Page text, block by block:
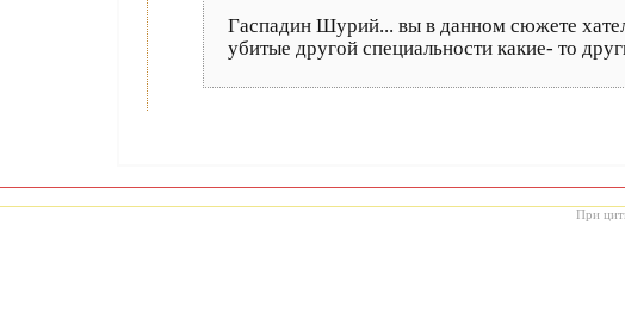
Гаспадин Шурий... вы в данном сюжете
убитые другой специальности какие- то
При